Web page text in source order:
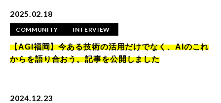
2025.02.18
COMMUNITY INTERVIEW
【AGI福岡】今ある技術の活用だけでなく、AIのこれ
からを語り合おう。記事を公開しました
2024.12.23